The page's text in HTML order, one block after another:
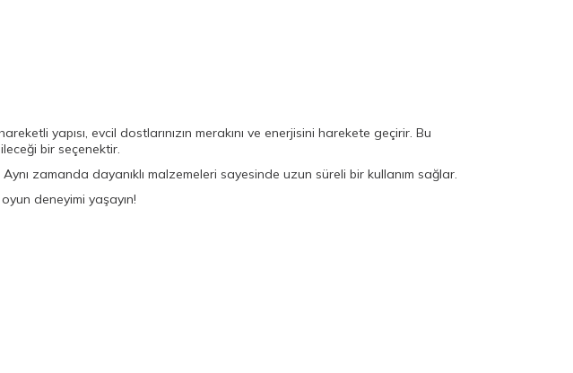
yapısı, evcil dostlarınızın merakını ve enerjisini harekete geçirir. Bu
bir seçenektir.
zamanda dayanıklı malzemeleri sayesinde uzun süreli bir kullanım sağlar.
deneyimi yaşayın!